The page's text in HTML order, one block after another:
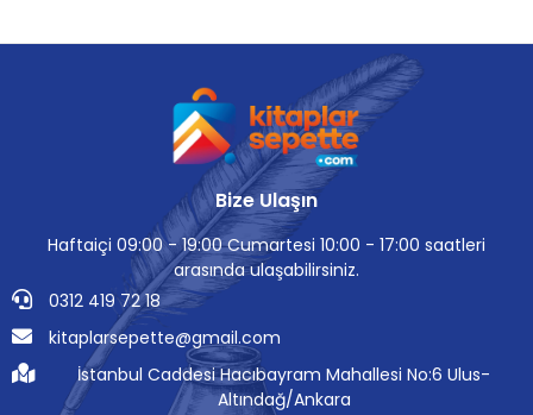
Bize Ulaşın
Haftaiçi 09:00 - 19:00 Cumartesi 10:00 - 17:00 saatleri
arasında ulaşabilirsiniz.
0312 419 72 18
kitaplarsepette@gmail.com
İstanbul Caddesi Hacıbayram Mahallesi No:6 Ulus-
Altındağ/Ankara